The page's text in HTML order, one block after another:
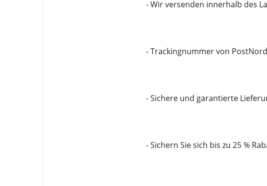
- Wir versenden innerhalb des
- Trackingnummer von
- Sichere und garantierte
- Sichern Sie sich bis zu 25 %